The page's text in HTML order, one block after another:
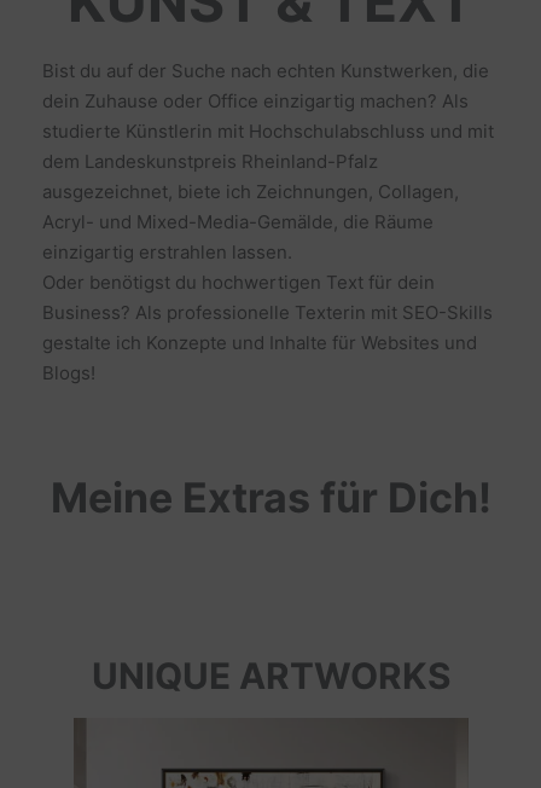
Bist du auf der Suche nach echten Kunstwerken, die
dein Zuhause oder Office einzigartig machen? Als
studierte Künstlerin mit Hochschulabschluss und mit
dem Landeskunstpreis Rheinland-Pfalz
ausgezeichnet, biete ich Zeichnungen, Collagen,
Acryl- und Mixed-Media-Gemälde, die Räume
einzigartig erstrahlen lassen.
Oder benötigst du hochwertigen Text für dein
Business? Als professionelle Texterin mit SEO-Skills
gestalte ich Konzepte und Inhalte für Websites und
Blogs!
Meine Extras für Dich!
UNIQUE ARTWORKS